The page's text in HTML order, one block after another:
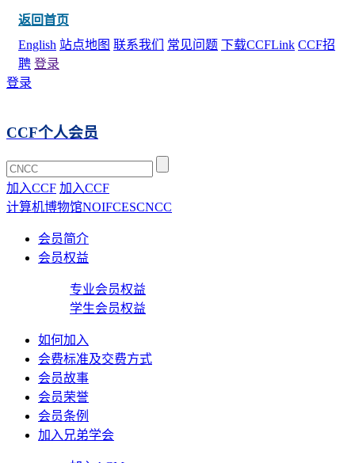
返回首页
English 站点地图 联系我们 常见问题 下载CCFLink CCF招
聘 登录
登录
CCF个人会员
加入CCF 加入CCF
计算机博物馆NOIFCESCNCC
会员简介
会员权益
专业会员权益
学生会员权益
如何加入
会费标准及交费方式
会员故事
会员荣誉
会员条例
加入兄弟学会